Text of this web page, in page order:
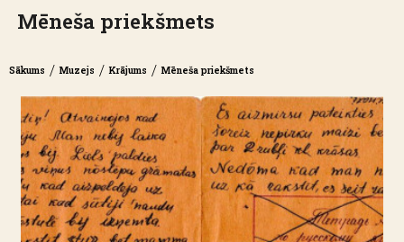
Mēneša priekšmets
Sākums / Muzejs / Krājums / Mēneša priekšmets